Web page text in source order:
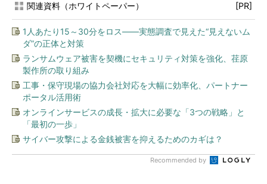
関連資料（ホワイトペーパー） [PR]
1人あたり15～30分をロス――実態調査で見えた“見えないム
ダ”の正体と対策
ランサムウェア被害を契機にセキュリティ対策を強化、荏原
製作所の取り組み
工事・保守現場の協力会社対応を大幅に効率化、パートナー
ポータル活用術
オンラインサービスの成長・拡大に必要な「3つの戦略」と
「最初の一歩」
サイバー攻撃による金銭被害を抑えるためのカギは？
Recommended by